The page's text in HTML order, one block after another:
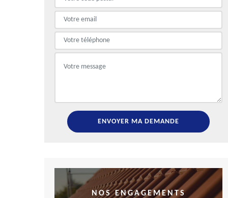
NOS ENGAGEMENTS